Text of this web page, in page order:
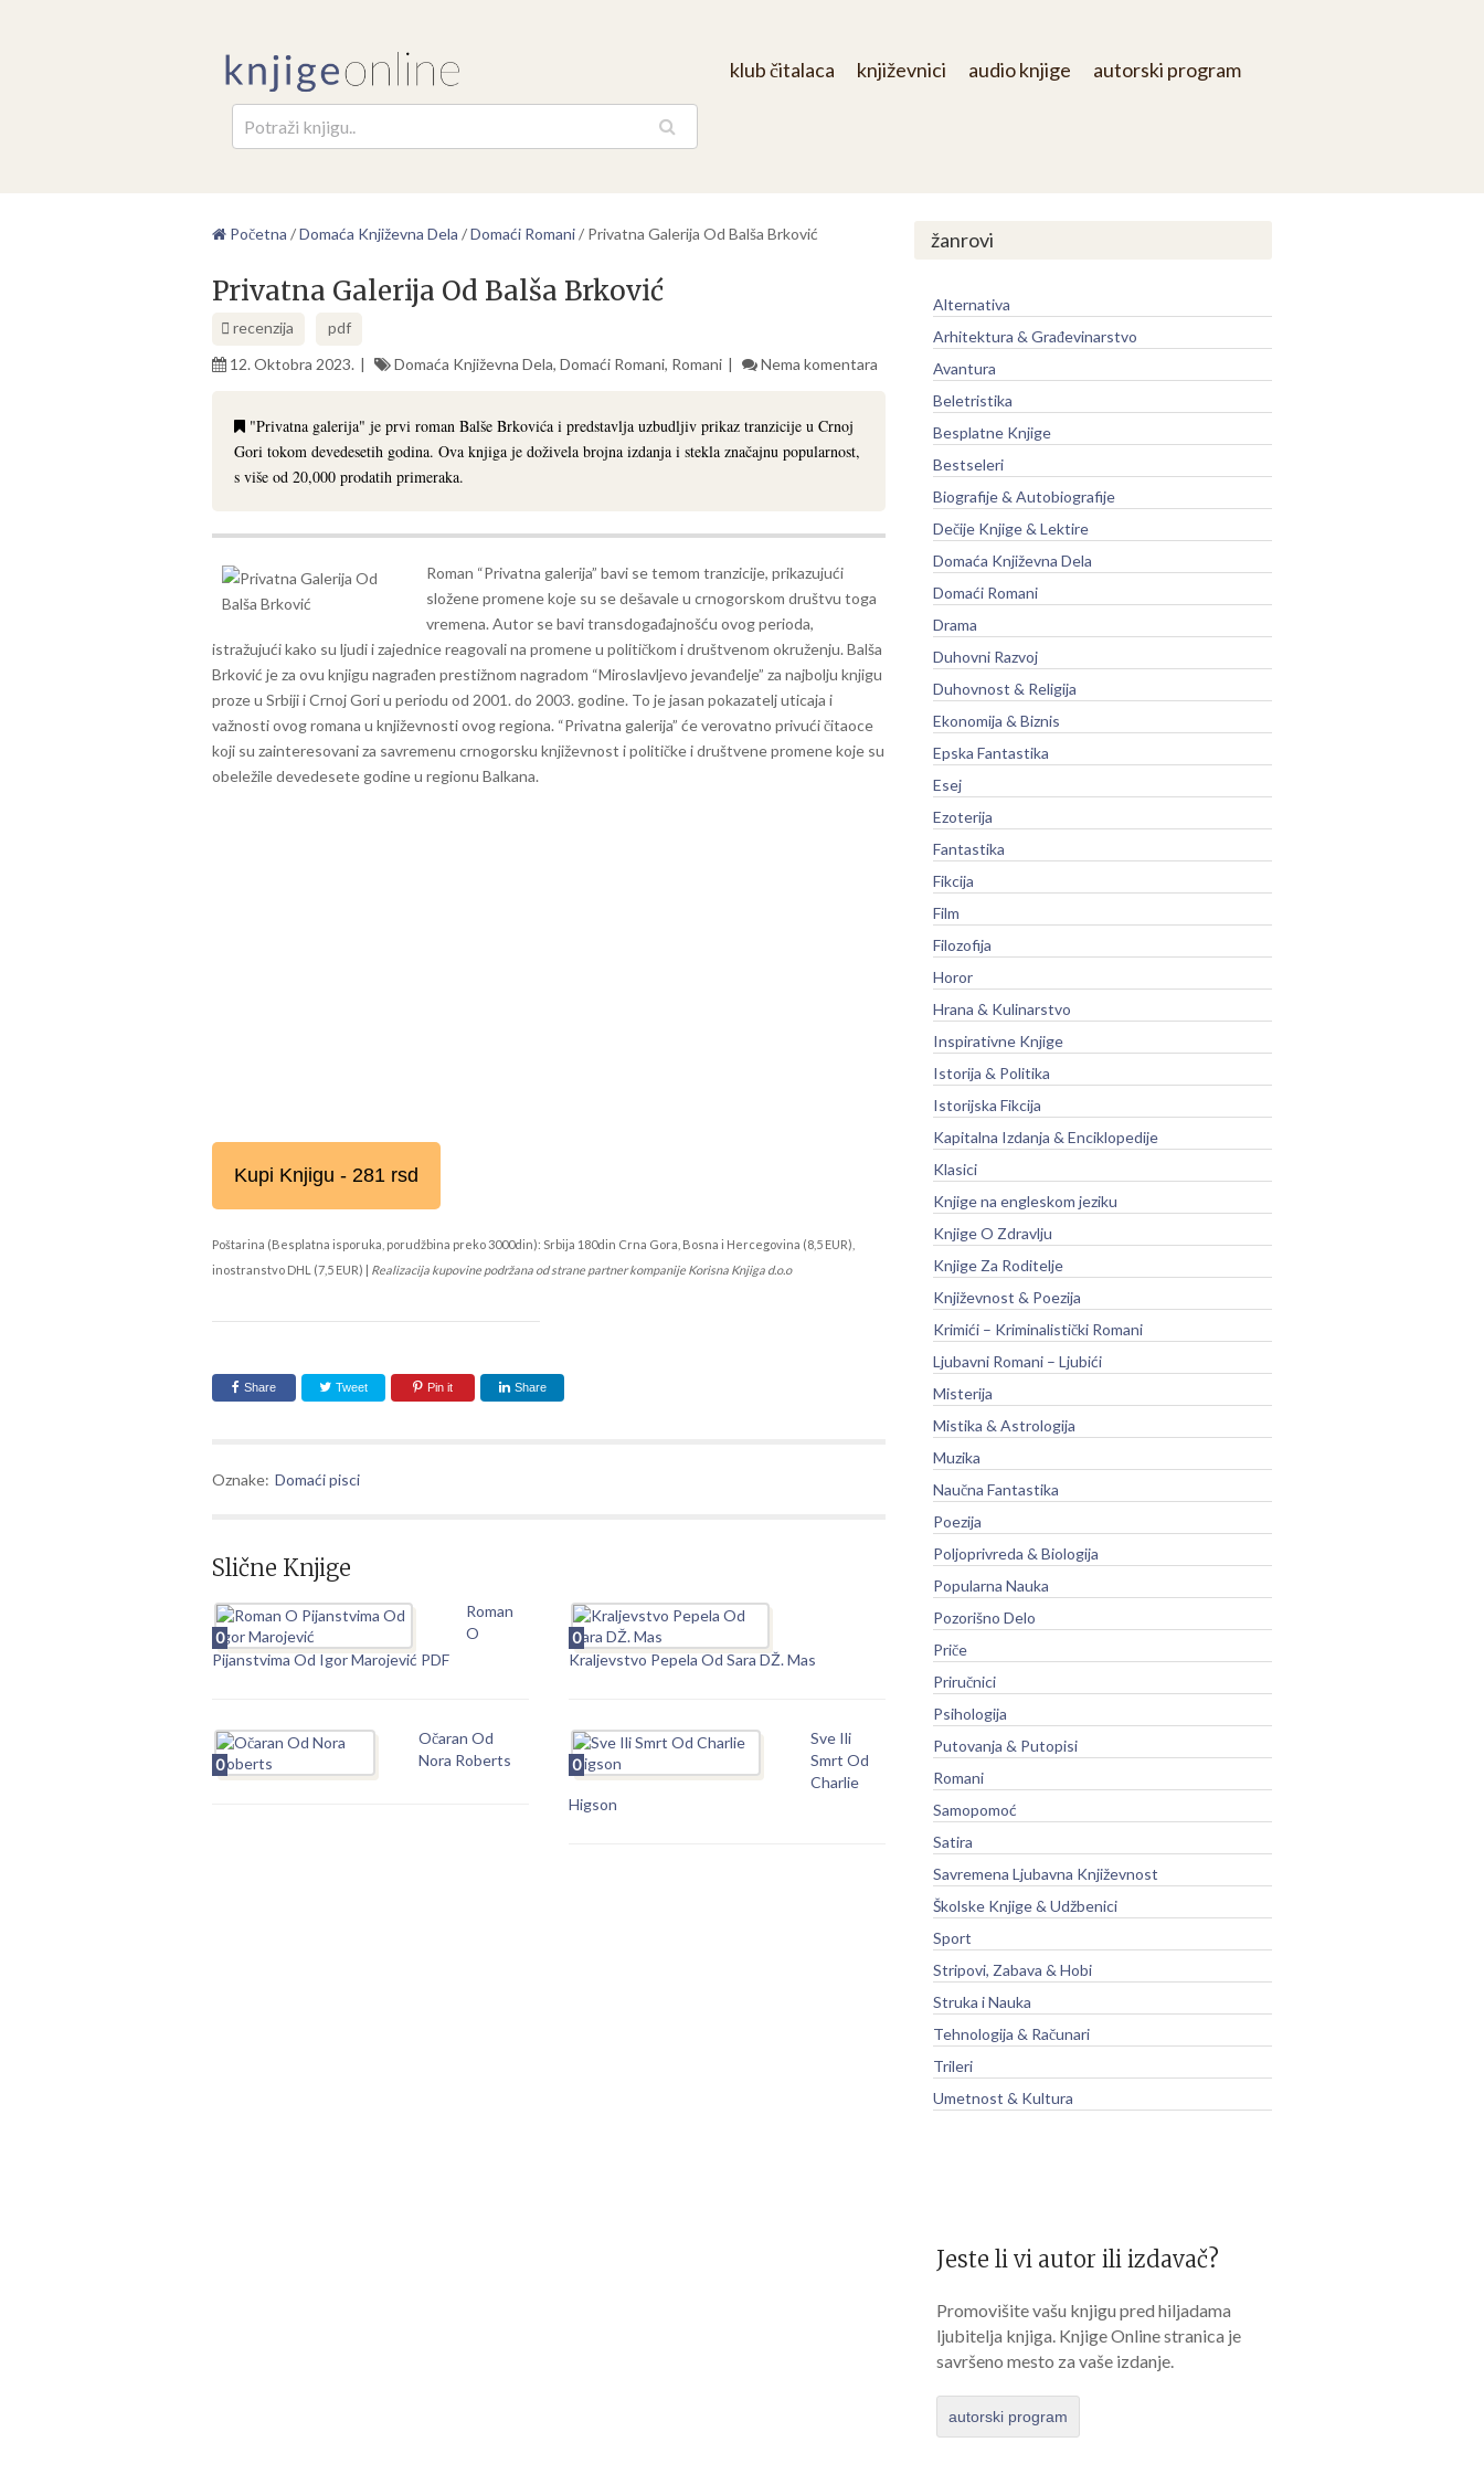
klub čitalaca književnici audio knjige autorski program
Početna /Domaća Književna Dela /Domaći Romani/ Privatna Galerija Od Balša Brković
Privatna Galerija Od Balša Brković
recenzija
pdf
12. Oktobra 2023.
Domaća Književna Dela, Domaći Romani, Romani Nema komentara
"Privatna galerija" je prvi roman Balše Brkovića i predstavlja uzbudljiv prikaz tranzicije u Crnoj
Gori tokom devedesetih godina. Ova knjiga je doživela brojna izdanja i stekla značajnu popularnost,
s više od 20,000 prodatih primeraka.
Roman “Privatna galerija” bavi se temom tranzicije, prikazujući
složene promene koje su se dešavale u crnogorskom društvu toga
vremena. Autor se bavi transdogađajnošću ovog perioda,
istražujući kako su ljudi i zajednice reagovali na promene u političkom i društvenom okruženju. Balša
Brković je za ovu knjigu nagrađen prestižnom nagradom “Miroslavljevo jevanđelje” za najbolju knjigu
proze u Srbiji i Crnoj Gori u periodu od 2001. do 2003. godine. To je jasan pokazatelj uticaja i
važnosti ovog romana u književnosti ovog regiona. “Privatna galerija” će verovatno privući čitaoce
koji su zainteresovani za savremenu crnogorsku književnost i političke i društvene promene koje su
obeležile devedesete godine u regionu Balkana.
Kupi Knjigu - 281 rsd
Poštarina (Besplatna isporuka, porudžbina preko 3000din): Srbija 180din Crna Gora, Bosna i Hercegovina (8,5 EUR),
inostranstvo DHL (7,5 EUR) | Realizacija kupovine podržana od strane partner kompanije Korisna Knjiga d.o.o
Share Tweet Pin it Share
Oznake: Domaći pisci
Slične Knjige
0
Roman
O
Pijanstvima Od Igor Marojević PDF
0
Kraljevstvo Pepela Od Sara DŽ. Mas
0
Očaran Od
Nora Roberts
0
Sve Ili
Smrt Od
Charlie
Higson
žanrovi
Alternativa
Arhitektura & Građevinarstvo
Avantura
Beletristika
Besplatne Knjige
Bestseleri
Biografije & Autobiografije
Dečije Knjige & Lektire
Domaća Književna Dela
Domaći Romani
Drama
Duhovni Razvoj
Duhovnost & Religija
Ekonomija & Biznis
Epska Fantastika
Esej
Ezoterija
Fantastika
Fikcija
Film
Filozofija
Horor
Hrana & Kulinarstvo
Inspirativne Knjige
Istorija & Politika
Istorijska Fikcija
Kapitalna Izdanja & Enciklopedije
Klasici
Knjige na engleskom jeziku
Knjige O Zdravlju
Knjige Za Roditelje
Književnost & Poezija
Krimići – Kriminalistički Romani
Ljubavni Romani – Ljubići
Misterija
Mistika & Astrologija
Muzika
Naučna Fantastika
Poezija
Poljoprivreda & Biologija
Popularna Nauka
Pozorišno Delo
Priče
Priručnici
Psihologija
Putovanja & Putopisi
Romani
Samopomoć
Satira
Savremena Ljubavna Književnost
Školske Knjige & Udžbenici
Sport
Stripovi, Zabava & Hobi
Struka i Nauka
Tehnologija & Računari
Trileri
Umetnost & Kultura
Jeste li vi autor ili izdavač?
Promovišite vašu knjigu pred hiljadama
ljubitelja knjiga. Knjige Online stranica je
savršeno mesto za vaše izdanje.
autorski program